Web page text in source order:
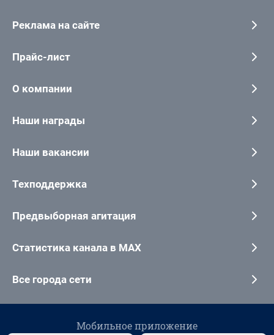
Реклама на сайте
Прайс-лист
О компании
Наши награды
Наши вакансии
Техподдержка
Предвыборная агитация
Статистика канала в MAX
Все города сети
Мобильное приложение